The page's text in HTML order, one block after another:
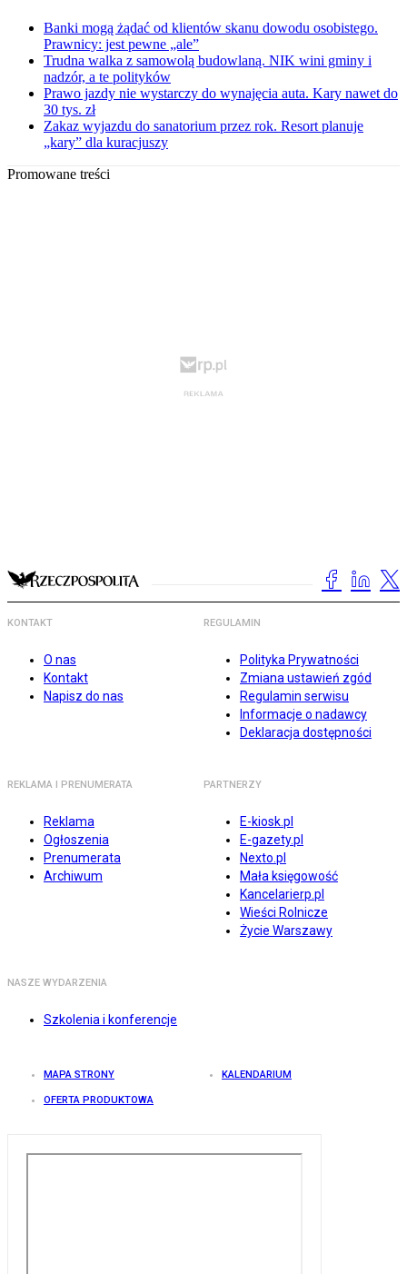
Banki mogą żądać od klientów skanu dowodu osobistego.
Prawnicy: jest pewne „ale”
Trudna walka z samowolą budowlaną. NIK wini gminy i
nadzór, a te polityków
Prawo jazdy nie wystarczy do wynajęcia auta. Kary nawet do
30 tys. zł
Zakaz wyjazdu do sanatorium przez rok. Resort planuje
„kary” dla kuracjuszy
Promowane treści
KONTAKT
O nas
Kontakt
Napisz do nas
REGULAMIN
Polityka Prywatności
Zmiana ustawień zgód
Regulamin serwisu
Informacje o nadawcy
Deklaracja dostępności
REKLAMA I PRENUMERATA
Reklama
Ogłoszenia
Prenumerata
Archiwum
PARTNERZY
E-kiosk.pl
E-gazety.pl
Nexto.pl
Mała księgowość
Kancelarierp.pl
Wieści Rolnicze
Życie Warszawy
NASZE WYDARZENIA
Szkolenia i konferencje
MAPA STRONY KALENDARIUM
OFERTA PRODUKTOWA